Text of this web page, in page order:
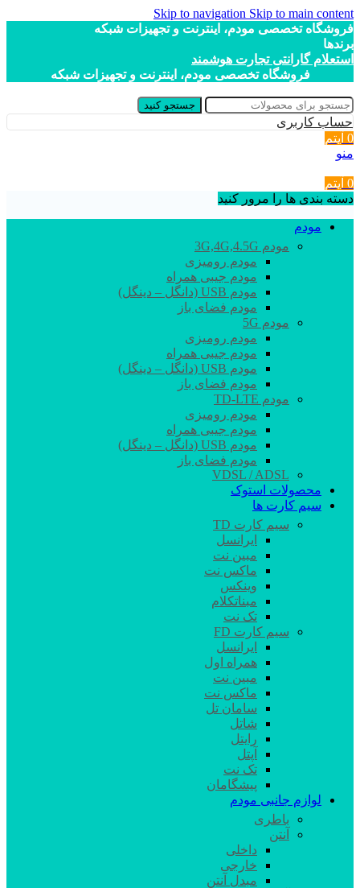
Skip to navigation Skip to main content
فروشگاه تخصصی مودم، اینترنت و تجهیزات شبکه
برندها
استعلام گارانتی تجارت هوشمند
فروشگاه تخصصی مودم، اینترنت و تجهیزات شبکه
جستجو کنید
حساب کاربری
0 آیتم
منو
0 آیتم
دسته بندی ها را مرور کنید
مودم
مودم 3G,4G,4.5G
مودم رومیزی
مودم جیبی همراه
مودم USB (دانگل – دینگل)
مودم فضای باز
مودم 5G
مودم رومیزی
مودم جیبی همراه
مودم USB (دانگل – دینگل)
مودم فضای باز
مودم TD-LTE
مودم رومیزی
مودم جیبی همراه
مودم USB (دانگل – دینگل)
مودم فضای باز
VDSL / ADSL
محصولات استوک
سیم کارت ها
سیم کارت TD
ایرانسل
مبین نت
ماکس نت
وینکس
مبناتکلام
تک نت
سیم کارت FD
ایرانسل
همراه اول
مبین نت
ماکس نت
سامان تل
شاتل
رایتل
آپتل
تک نت
پیشگامان
لوازم جانبی مودم
باطری
آنتن
داخلی
خارجی
مبدل آنتن